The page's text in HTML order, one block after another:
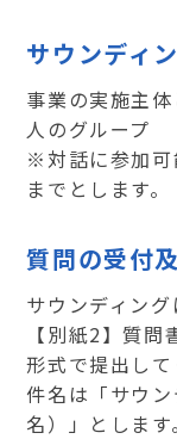
サウンディ
事業の実施主
人のグループ
※対話に参加可
までとします。
質問の受付
サウンディン
【別紙2】質
形式で提出して
件名は「サウ
名）」とします。